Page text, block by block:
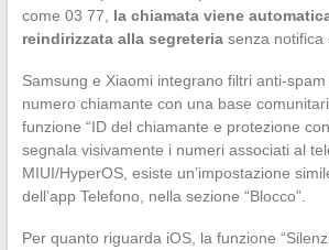
come 03 77, la chiamata viene
reindirizzata alla segreteriasenza notifica
Samsung e Xiaomi integrano filtri anti-
numero chiamante con una base
funzione “ID del chiamante e protezione
segnala visivamente i numeri associati al
MIUI/HyperOS, esiste un’impostazione
dell’app Telefono, nella sezione “Blocco”.
Per quanto riguarda iOS, la funzione